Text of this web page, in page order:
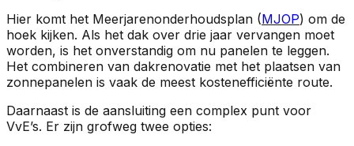
Hier komt het Meerjarenonderhoudsplan (MJOP) om de
hoek kijken. Als het dak over drie jaar vervangen moet
worden, is het onverstandig om nu panelen te leggen.
Het combineren van dakrenovatie met het plaatsen van
zonnepanelen is vaak de meest kostenefficiënte route.
Daarnaast is de aansluiting een complex punt voor
VvE’s. Er zijn grofweg twee opties: